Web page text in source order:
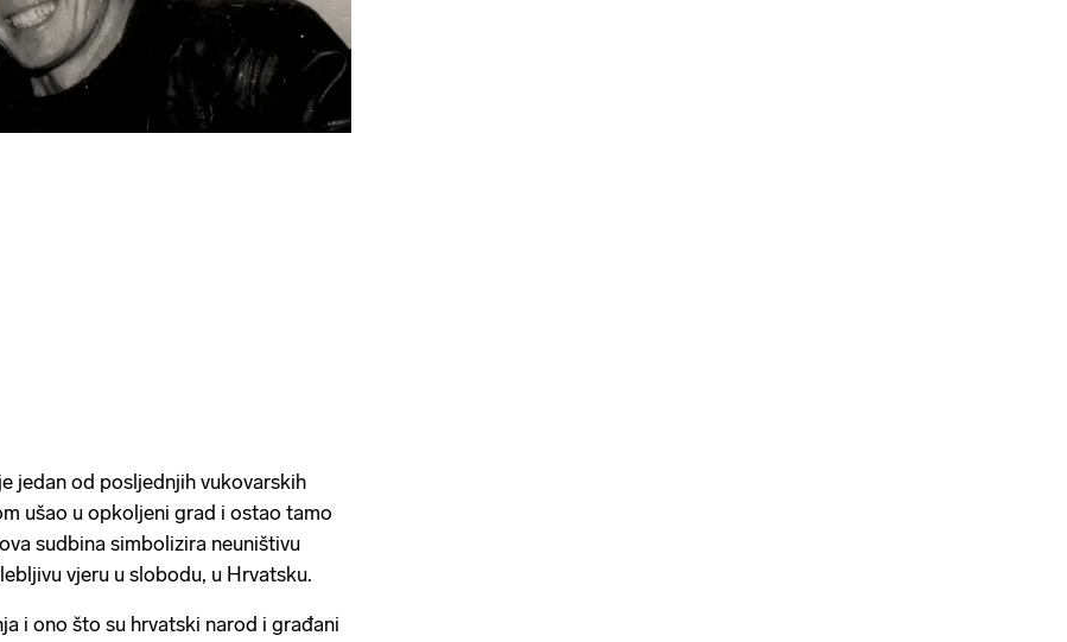
jedan od posljednjih vukovarskih
ušao u opkoljeni grad i ostao tamo
sudbina simbolizira neuništivu
vjeru u slobodu, u Hrvatsku.
i ono što su hrvatski narod i građani